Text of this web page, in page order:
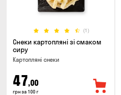
(1)
Снеки картопляні зі смаком
сиру
Картопляні снеки
47,00
грн за 100 г